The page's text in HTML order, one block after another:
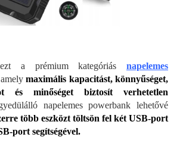
a prémium kategóriás napelemes
maximális kapacitást, könnyűséget,
és minőséget biztosít verhetetlen
napelemes powerbank lehetővé
több eszközt töltsön fel két USB-port
port segítségével.